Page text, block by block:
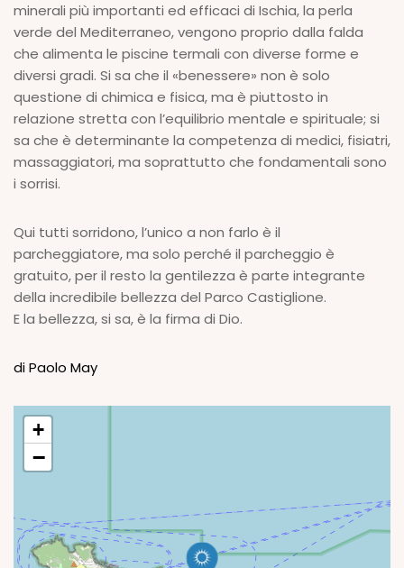
minerali più importanti ed efficaci di Ischia, la perla
verde del Mediterraneo, vengono proprio dalla falda
che alimenta le piscine termali con diverse forme e
diversi gradi. Si sa che il «benessere» non è solo
questione di chimica e fisica, ma è piuttosto in
relazione stretta con l’equilibrio mentale e spirituale; si
sa che è determinante la competenza di medici, fisiatri,
massaggiatori, ma soprattutto che fondamentali sono
i sorrisi.
Qui tutti sorridono, l’unico a non farlo è il
parcheggiatore, ma solo perché il parcheggio è
gratuito, per il resto la gentilezza è parte integrante
della incredibile bellezza del Parco Castiglione.
E la bellezza, si sa, è la firma di Dio.
di Paolo May
+
−